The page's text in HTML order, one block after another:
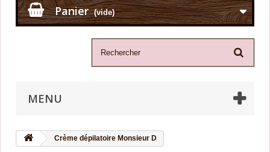
Panier (vide)
MENU
Crème dépilatoire Monsieur D